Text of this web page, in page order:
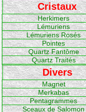
Cristaux
Herkimers
Lémuriens
Lémuriens Rosés
Pointes
Quartz Fantôme
Quartz Traités
Divers
Magnet
Merkabas
Pentagrammes
Sceaux de Salomon